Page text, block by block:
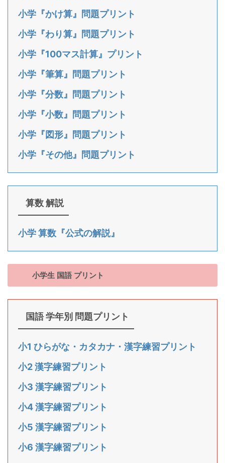
小学『かけ算』問題プリント
小学『わり算』問題プリント
小学『100マス計算』プリント
小学『筆算』問題プリント
小学『分数』問題プリント
小学『小数』問題プリント
小学『図形』問題プリント
小学『その他』問題プリント
算数 解説
小学 算数『公式の解説』
小学生 国語 プリント
国語 学年別 問題プリント
小1 ひらがな・カタカナ・漢字練習プリント
小2 漢字練習プリント
小3 漢字練習プリント
小4 漢字練習プリント
小5 漢字練習プリント
小6 漢字練習プリント